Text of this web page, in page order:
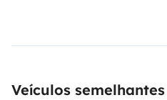
Veículos